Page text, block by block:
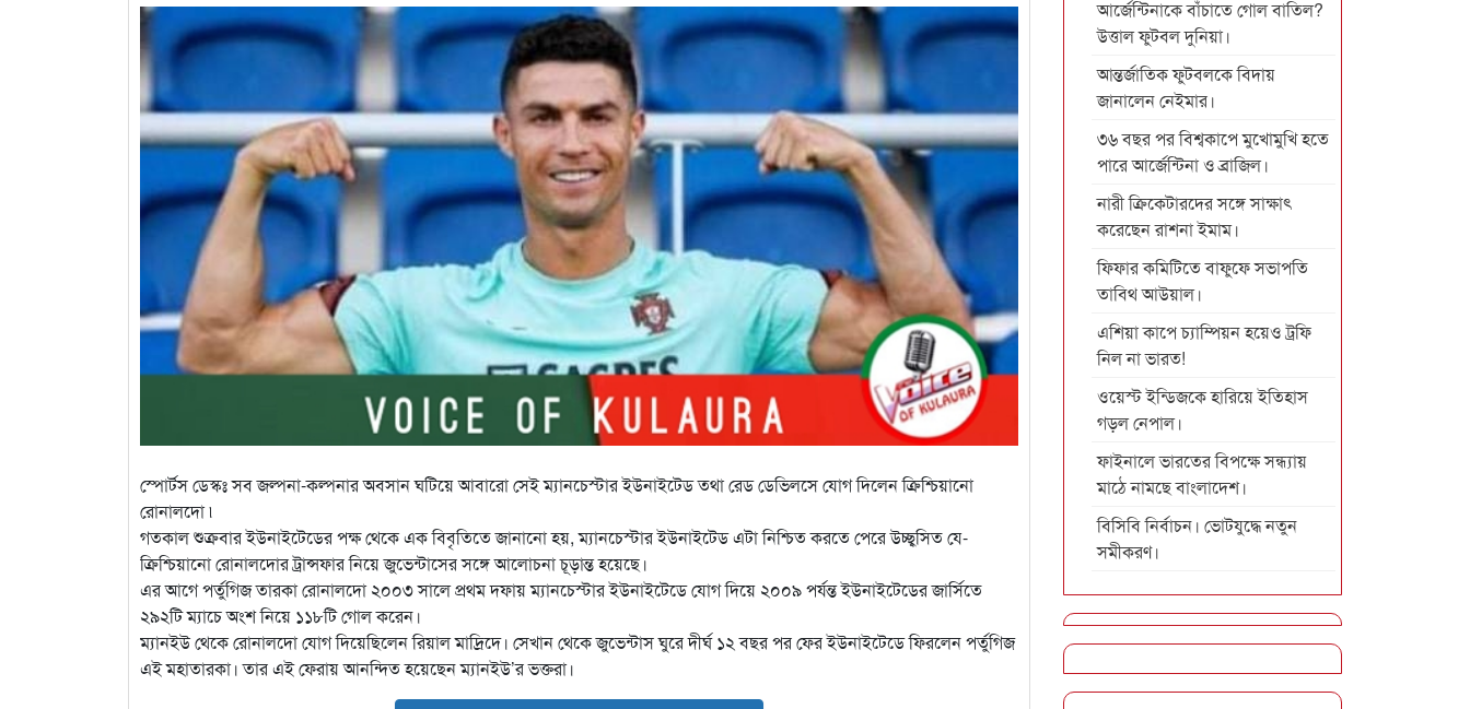
স্পোর্টস ডেস্কঃ সব জল্পনা-কল্পনার অবসান ঘটিয়ে আবারো সেই ম্যানচেস্টার ইউনাইটেড তথা রেড ডেভিলসে যোগ দিলেন ক্রিশ্চিয়ানো
রোনালদো ৷
গতকাল শুক্রবার ইউনাইটেডের পক্ষ থেকে এক বিবৃতিতে জানানো হয়, ম্যানচেস্টার ইউনাইটেড এটা নিশ্চিত করতে পেরে উচ্ছ্বসিত যে-
ক্রিশ্চিয়ানো রোনালদোর ট্রান্সফার নিয়ে জুভেন্টাসের সঙ্গে আলোচনা চূড়ান্ত হয়েছে।
এর আগে পর্তুগিজ তারকা রোনালদো ২০০৩ সালে প্রথম দফায় ম্যানচেস্টার ইউনাইটেডে যোগ দিয়ে ২০০৯ পর্যন্ত ইউনাইটেডের জার্সিতে
২৯২টি ম্যাচে অংশ নিয়ে ১১৮টি গোল করেন।
ম্যানইউ থেকে রোনালদো যোগ দিয়েছিলেন রিয়াল মাদ্রিদে। সেখান থেকে জুভেন্টাস ঘুরে দীর্ঘ ১২ বছর পর ফের ইউনাইটেডে ফিরলেন পর্তুগিজ
এই মহাতারকা। তার এই ফেরায় আনন্দিত হয়েছেন ম্যানইউ’র ভক্তরা।
আর্জেন্টিনাকে বাঁচাতে গোল বাতিল?
উত্তাল ফুটবল দুনিয়া।
আন্তর্জাতিক ফুটবলকে বিদায়
জানালেন নেইমার।
৩৬ বছর পর বিশ্বকাপে মুখোমুখি হতে
পারে আর্জেন্টিনা ও ব্রাজিল।
নারী ক্রিকেটারদের সঙ্গে সাক্ষাৎ
করেছেন রাশনা ইমাম।
ফিফার কমিটিতে বাফুফে সভাপতি
তাবিথ আউয়াল।
এশিয়া কাপে চ্যাম্পিয়ন হয়েও ট্রফি
নিল না ভারত!
ওয়েস্ট ইন্ডিজকে হারিয়ে ইতিহাস
গড়ল নেপাল।
ফাইনালে ভারতের বিপক্ষে সন্ধ্যায়
মাঠে নামছে বাংলাদেশ।
বিসিবি নির্বাচন। ভোটযুদ্ধে নতুন
সমীকরণ।